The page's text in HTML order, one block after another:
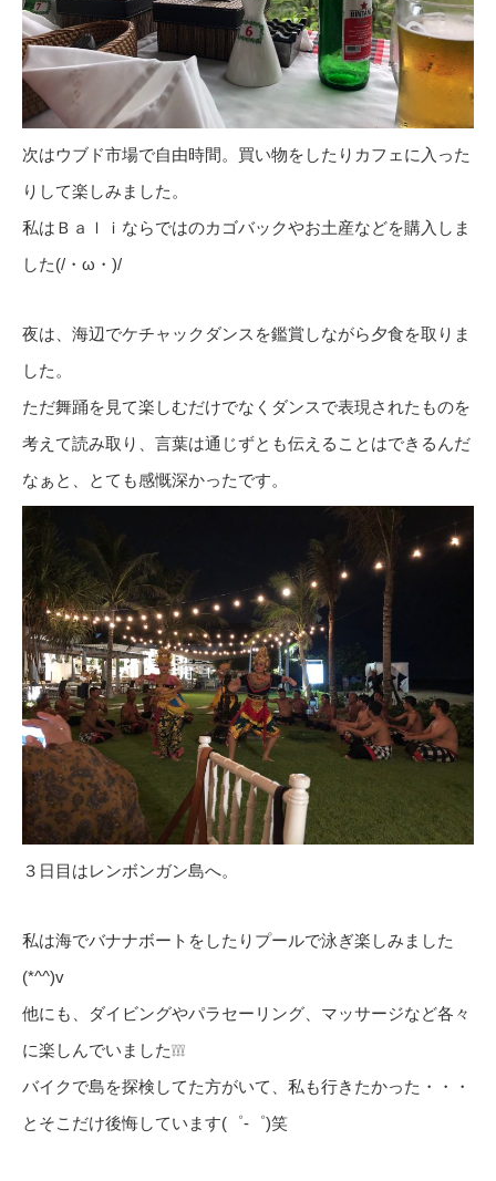
次はウブド市場で自由時間。買い物をしたりカフェに入った
りして楽しみました。
私はＢａｌｉならではのカゴバックやお土産などを購入しま
した(/・ω・)/
夜は、海辺でケチャックダンスを鑑賞しながら夕食を取りま
した。
ただ舞踊を見て楽しむだけでなくダンスで表現されたものを
考えて読み取り、言葉は通じずとも伝えることはできるんだ
なぁと、とても感慨深かったです。
３日目はレンボンガン島へ。
私は海でバナナボートをしたりプールで泳ぎ楽しみました
(*^^)v
他にも、ダイビングやパラセーリング、マッサージなど各々
に楽しんでいました❕❕❕
バイクで島を探検してた方がいて、私も行きたかった・・・
とそこだけ後悔しています(゜-゜)笑